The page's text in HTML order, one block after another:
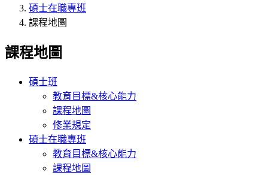
碩士在職專班
課程地圖
課程地圖
碩士班
教育目標&核心能力
課程地圖
修業規定
碩士在職專班
教育目標&核心能力
課程地圖